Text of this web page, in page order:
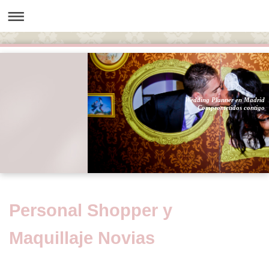
Wedding Planner en Madrid
Comprometidos contigo
Personal Shopper y
Maquillaje Novias